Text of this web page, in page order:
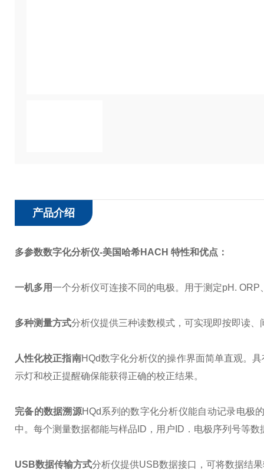
产品介绍
多参数数字化分析仪-美国哈希HACH 特性和优点：
一机多用一个分析仪可连接不同的电极。用于测定pH.
多种测量方式分析仪提供三种读数模式，可实现即按即读
人性化校正指南HQd数字化分析仪的操作界面简单直观。
示灯和校正提醒确保能获得正确的校正结果。
完备的数据溯源HQd系列的数字化分析仪能自动记录电极
中。每个测量数据都能与样品ID，用户ID．电极序列号等
USB数据传输方式分析仪提供USB数据接口，可将数据结